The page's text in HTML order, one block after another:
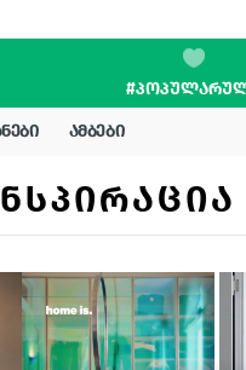
ᲐᲛᲑᲔᲑᲘ